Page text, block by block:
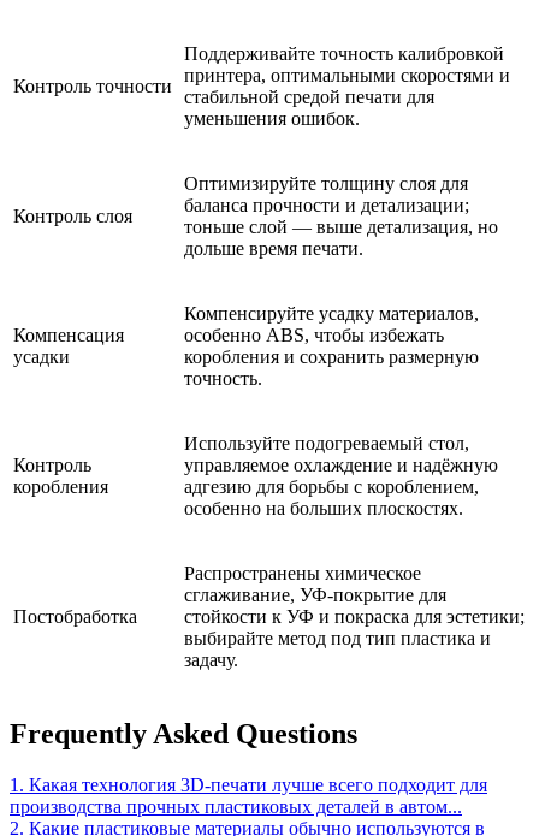
Контроль точности
Поддерживайте точность калибровкой
принтера, оптимальными скоростями и
стабильной средой печати для
уменьшения ошибок.
Контроль слоя
Оптимизируйте толщину слоя для
баланса прочности и детализации;
тоньше слой — выше детализация, но
дольше время печати.
Компенсация
усадки
Компенсируйте усадку материалов,
особенно ABS, чтобы избежать
коробления и сохранить размерную
точность.
Контроль
коробления
Используйте подогреваемый стол,
управляемое охлаждение и надёжную
адгезию для борьбы с короблением,
особенно на больших плоскостях.
Постобработка
Распространены химическое
сглаживание, УФ-покрытие для
стойкости к УФ и покраска для эстетики;
выбирайте метод под тип пластика и
задачу.
Frequently Asked Questions
1. Какая технология 3D-печати лучше всего подходит для
производства прочных пластиковых деталей в автом...
2. Какие пластиковые материалы обычно используются в